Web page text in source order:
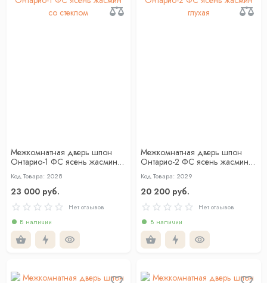
Межкомнатная дверь шпон
Онтарио-1 ФС ясень жасмин
со стеклом
Код Товара: 2028
23 000 руб.
Нет отзывов
В наличии
Межкомнатная дверь шпон
Онтарио-2 ФС ясень жасмин
глухая
Код Товара: 2029
20 200 руб.
Нет отзывов
В наличии